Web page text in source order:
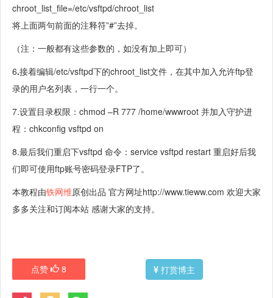
chroot_list_file=/etc/vsftpd/chroot_list
将上面两句前面的注释符”#”去掉。
（注：一般都有这些参数的，如没有加上即可）
6.接着编辑/etc/vsftpd下的chroot_list文件，在其中加入允许ftp登
录的用户名列表，一行一个。
7.设置目录权限：chmod –R 777 /home/wwwroot 并加入守护进
程：chkconfig vsftpd on
8.最后我们重启下vsftpd 命令：service vsftpd restart 重启好后我
们即可使用ftp账号密码登录FTP了。
本教程由铁网维原创出品 官方网址http://www.tieww.com 欢迎大家
多多关注和订阅本站 感谢大家的支持。
点赞 8 打赏博主